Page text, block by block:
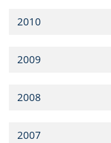
2010
2009
2008
2007